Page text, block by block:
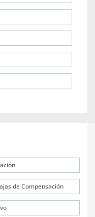
de Compensación